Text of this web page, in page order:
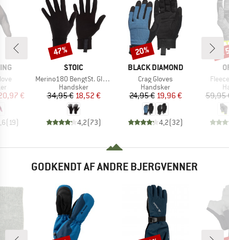
pris
€
(19)
MÆRKE
STOIC
Artikel
Merino180 BengtSt. Glove
Produktgruppe
Handsker
Pris
34,95 €Nedsat pris
18,52 €
4,2(73)
Rabat
47%
MÆRKE
BLACK DIAMOND
Artikel
Crag Gloves
Produktgruppe
Handsker
Pris
24,95 €Nedsat pris
19,96 €
4,2(32)
Rabat
20%
Artikel
59,95
GODKENDT AF ANDRE BJERGVENNER